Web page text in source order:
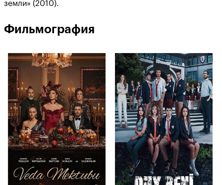
земли» (2010).
Фильмография